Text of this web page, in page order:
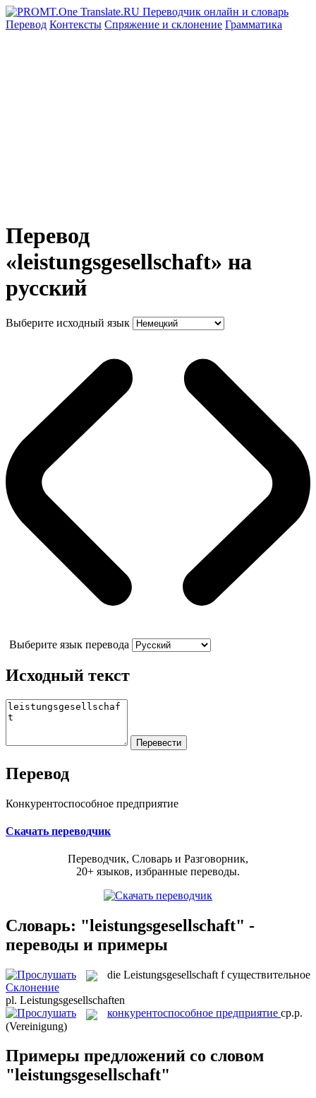
Перевод Контексты Спряжение и склонение Грамматика
Перевод
«leistungsgesellschaft» на
русский
Выберите исходный язык
Выберите язык перевода
Исходный текст
Перевод
Конкурентоспособное предприятие
Скачать переводчик
Переводчик, Словарь и Разговорник,
20+ языков, избранные переводы.
Словарь: "leistungsgesellschaft" -
переводы и примеры
die Leistungsgesellschaft f существительное
Склонение
pl. Leistungsgesellschaften
конкурентоспособное предприятие ср.р.
(Vereinigung)
Примеры предложений со словом
"leistungsgesellschaft"